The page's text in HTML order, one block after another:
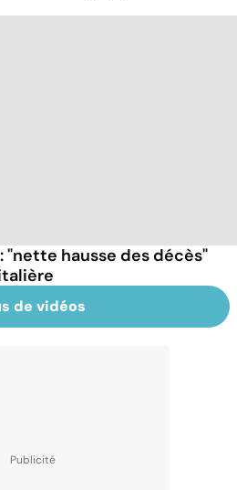
"nette hausse des décès"
de vidéos